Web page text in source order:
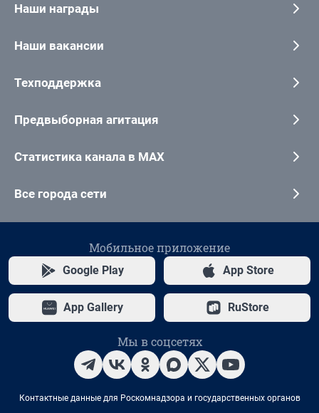
Наши награды
Наши вакансии
Техподдержка
Предвыборная агитация
Статистика канала в MAX
Все города сети
Мобильное приложение
Google Play App Store
App Gallery RuStore
Мы в соцсетях
Контактные данные для Роскомнадзора и государственных органов